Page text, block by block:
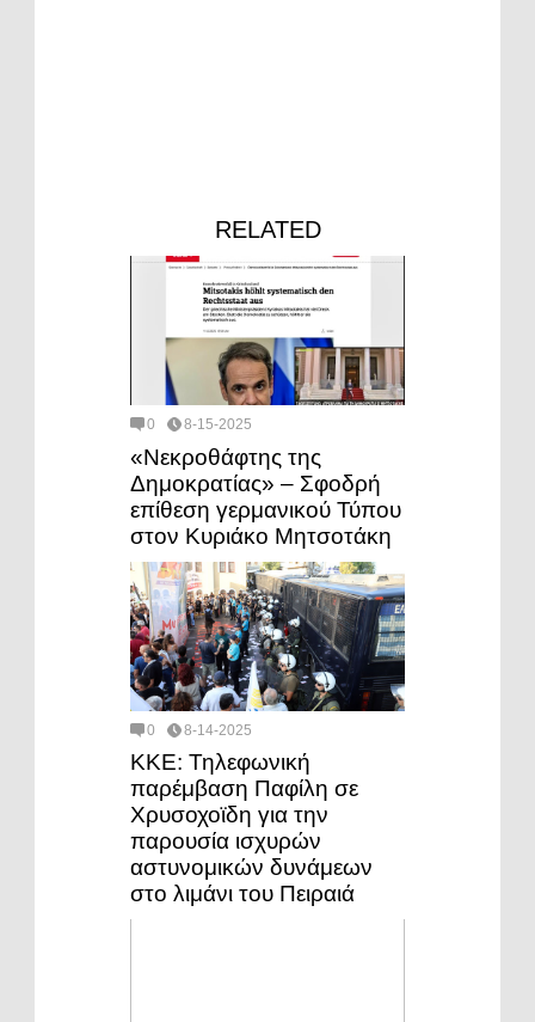
RELATED
0 8-15-2025
«Νεκροθάφτης της
Δημοκρατίας» – Σφοδρή
επίθεση γερμανικού Τύπου
στον Κυριάκο Μητσοτάκη
0 8-14-2025
ΚΚΕ: Τηλεφωνική
παρέμβαση Παφίλη σε
Χρυσοχοϊδη για την
παρουσία ισχυρών
αστυνομικών δυνάμεων
στο λιμάνι του Πειραιά